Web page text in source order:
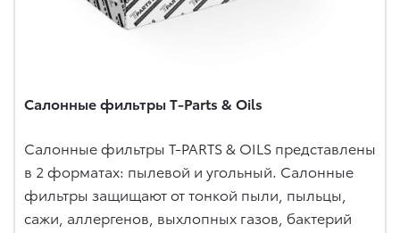
Салонные фильтры T-Parts & Oils
Салонные фильтры T-PARTS & OILS представлены
в 2 форматах: пылевой и угольный. Салонные
фильтры защищают от тонкой пыли, пыльцы,
сажи, аллергенов, выхлопных газов, бактерий